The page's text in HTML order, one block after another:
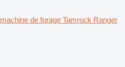
machine de forage Tamrock Ranger